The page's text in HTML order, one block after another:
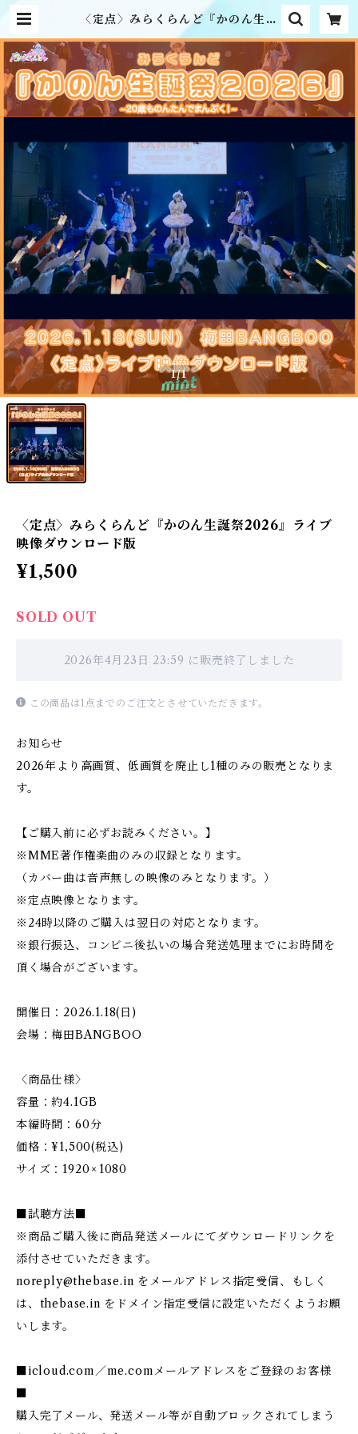
〈定点〉みらくらんど『かのん生誕
祭2026』ライブ映像ダウンロード
版 | MME official online sho
p
1/1
〈定点〉みらくらんど『かのん生誕祭2026』ライブ
映像ダウンロード版
¥1,500
SOLD OUT
2026年4月23日 23:59 に販売終了しました
この商品は1点までのご注文とさせていただきます。
お知らせ
2026年より高画質、低画質を廃止し1種のみの販売となりま
す。
【ご購入前に必ずお読みください。】
※MME著作権楽曲のみの収録となります。
（カバー曲は音声無しの映像のみとなります。）
※定点映像となります。
※24時以降のご購入は翌日の対応となります。
※銀行振込、コンビニ後払いの場合発送処理までにお時間を
頂く場合がございます。
開催日：2026.1.18(日)
会場：梅田BANGBOO
〈商品仕様〉
容量：約4.1GB
本編時間：60分
価格：¥1,500(税込)
サイズ：1920 × 1080
■試聴方法■
※商品ご購入後に商品発送メールにてダウンロードリンクを
添付させていただきます。
noreply@thebase.in をメールアドレス指定受信、もしく
は、thebase.in をドメイン指定受信に設定いただくようお願
いします。
■icloud.com／me.comメールアドレスをご登録のお客様
■
購入完了メール、発送メール等が自動ブロックされてしまう